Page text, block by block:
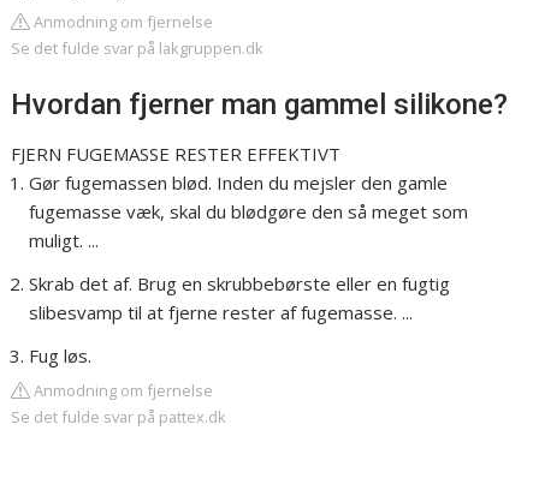
Anmodning om fjernelse
Se det fulde svar på lakgruppen.dk
Hvordan fjerner man gammel silikone?
FJERN FUGEMASSE RESTER EFFEKTIVT
Gør fugemassen blød. Inden du mejsler den gamle
fugemasse væk, skal du blødgøre den så meget som
muligt. ...
Skrab det af. Brug en skrubbebørste eller en fugtig
slibesvamp til at fjerne rester af fugemasse. ...
Fug løs.
Anmodning om fjernelse
Se det fulde svar på pattex.dk